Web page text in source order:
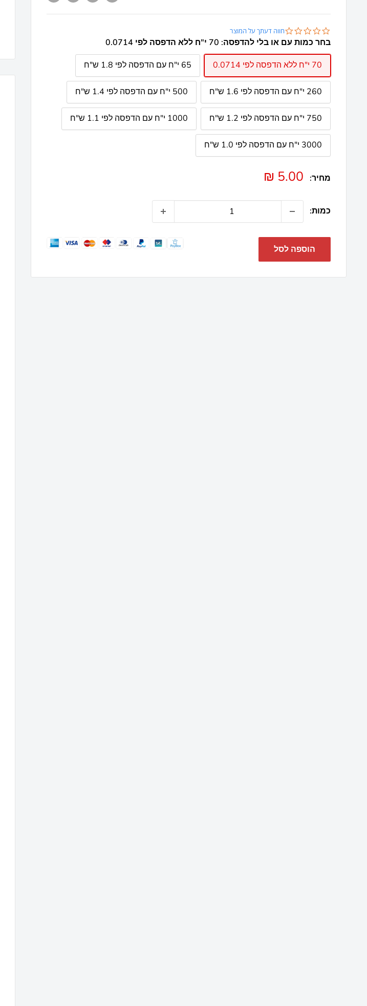
0.0
star
rating
חווה דעתך על המוצר
בחר כמות עם או בלי להדפסה: 70 י"ח ללא הדפסה לפי 0.0714
70 י"ח ללא הדפסה לפי 0.0714
65 י"ח עם הדפסה לפי 1.8 ש"ח
260 י"ח עם הדפסה לפי 1.6 ש"ח 500 י"ח עם הדפסה לפי 1.4 ש"ח
750 י"ח עם הדפסה לפי 1.2 ש"ח 1000 י"ח עם הדפסה לפי 1.1 ש"ח
3000 י"ח עם הדפסה לפי 1.0 ש"ח
מחיר: מחיר
5.00 ₪
כמות:
הוספה לסל